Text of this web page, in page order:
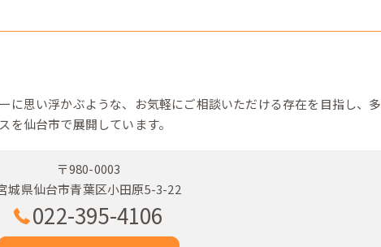
に思い浮かぶような、お気軽にご相談いただける存在を目指し、
仙台市で展開しています。
〒980-0003
城県仙台市青葉区小田原5-3-22
022-395-4106